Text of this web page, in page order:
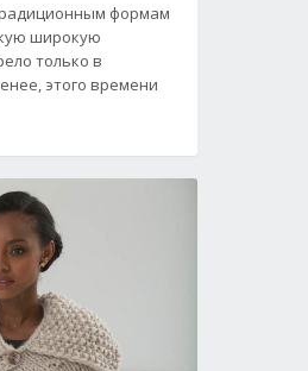
формам
широкую
только в
этого времени